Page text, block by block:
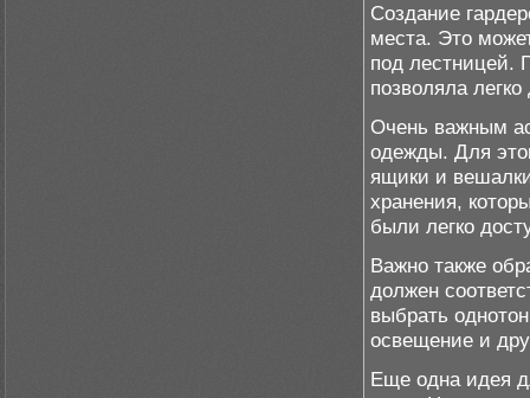
Создание
места. Это
под лестницей.
позволяла
Очень важным
одежды. Для
ящики и
хранения,
были легко
Важно также
должен
выбрать
освещение и
Еще одна идея